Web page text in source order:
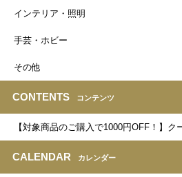
インテリア・照明
手芸・ホビー
その他
CONTENTS コンテンツ
【対象商品のご購入で1000円OFF！】ク
CALENDAR カレンダー